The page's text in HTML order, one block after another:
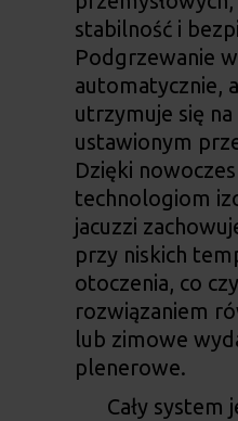
stabilność i
Podgrzewanie
automatycznie,
utrzymuje się
ustawionym
Dzięki
technologiom
jacuzzi
przy niskich
otoczenia, co
rozwiązaniem
lub zimowe
plenerowe.
Cały system